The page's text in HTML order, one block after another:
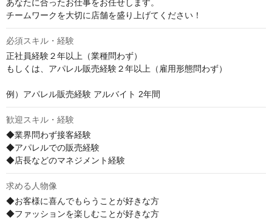
あなたに合ったお仕事をお任せします。
チームワークを大切に店舗を盛り上げてください！
必須スキル・経験
正社員経験２年以上（業種問わず）
もしくは、アパレル販売経験２年以上（雇用形態問わず）
例）アパレル販売経験 アルバイト 2年間
歓迎スキル・経験
◆業界問わず接客経験
◆アパレルでの販売経験
◆店長などのマネジメント経験
求める人物像
◆お客様に喜んでもらうことが好きな方
◆ファッションを楽しむことが好きな方